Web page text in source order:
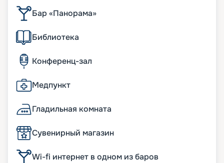
Бар «Панорама»
Библиотека
Конференц-зал
Медпункт
Гладильная комната
Сувенирный магазин
Wi-fi интернет в одном из баров